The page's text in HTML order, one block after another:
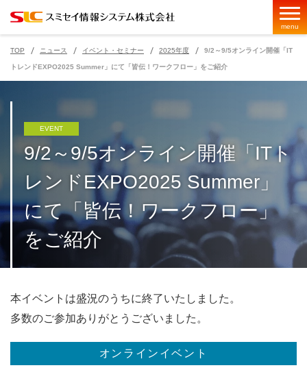
menu
TOP ニュース イベント・セミナー 2025年度 9/2～9/5オンライン開催「IT
トレンドEXPO2025 Summer」にて「皆伝！ワークフロー」をご紹介
9/2～9/5オンライン開催「ITト
レンドEXPO2025 Summer」
にて「皆伝！ワークフロー」
をご紹介
EVENT
本イベントは盛況のうちに終了いたしました。
多数のご参加ありがとうございました。
オンラインイベント